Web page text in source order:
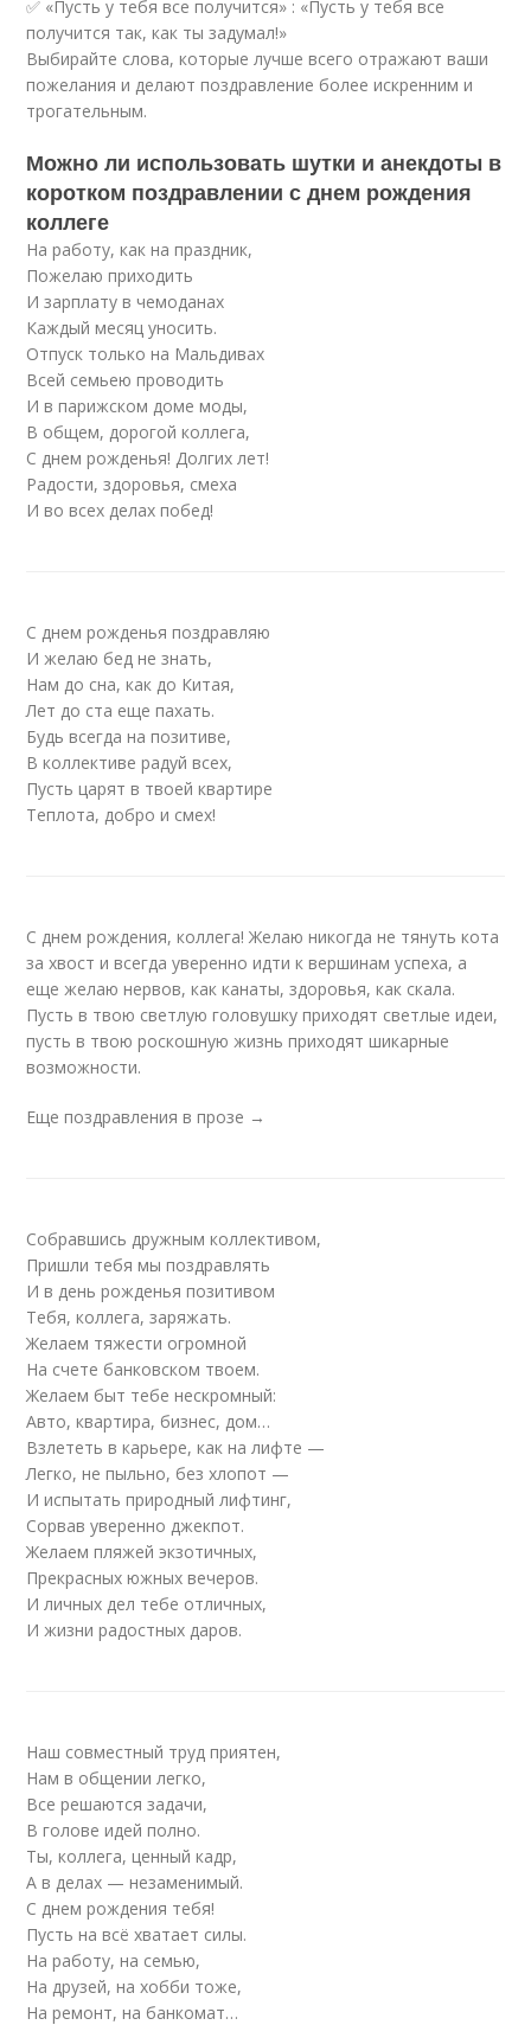
✅ «Пусть у тебя все получится» : «Пусть у тебя все
получится так, как ты задумал!»
Выбирайте слова, которые лучше всего отражают ваши
пожелания и делают поздравление более искренним и
трогательным.
Можно ли использовать шутки и анекдоты в
коротком поздравлении с днем рождения
коллеге
На работу, как на праздник,
Пожелаю приходить
И зарплату в чемоданах
Каждый месяц уносить.
Отпуск только на Мальдивах
Всей семьею проводить
И в парижском доме моды,
В общем, дорогой коллега,
С днем рожденья! Долгих лет!
Радости, здоровья, смеха
И во всех делах побед!
С днем рожденья поздравляю
И желаю бед не знать,
Нам до сна, как до Китая,
Лет до ста еще пахать.
Будь всегда на позитиве,
В коллективе радуй всех,
Пусть царят в твоей квартире
Теплота, добро и смех!
С днем рождения, коллега! Желаю никогда не тянуть кота
за хвост и всегда уверенно идти к вершинам успеха, а
еще желаю нервов, как канаты, здоровья, как скала.
Пусть в твою светлую головушку приходят светлые идеи,
пусть в твою роскошную жизнь приходят шикарные
возможности.
Еще поздравления в прозе →
Собравшись дружным коллективом,
Пришли тебя мы поздравлять
И в день рожденья позитивом
Тебя, коллега, заряжать.
Желаем тяжести огромной
На счете банковском твоем.
Желаем быт тебе нескромный:
Авто, квартира, бизнес, дом…
Взлететь в карьере, как на лифте —
Легко, не пыльно, без хлопот —
И испытать природный лифтинг,
Сорвав уверенно джекпот.
Желаем пляжей экзотичных,
Прекрасных южных вечеров.
И личных дел тебе отличных,
И жизни радостных даров.
Наш совместный труд приятен,
Нам в общении легко,
Все решаются задачи,
В голове идей полно.
Ты, коллега, ценный кадр,
А в делах — незаменимый.
С днем рождения тебя!
Пусть на всё хватает силы.
На работу, на семью,
На друзей, на хобби тоже,
На ремонт, на банкомат…